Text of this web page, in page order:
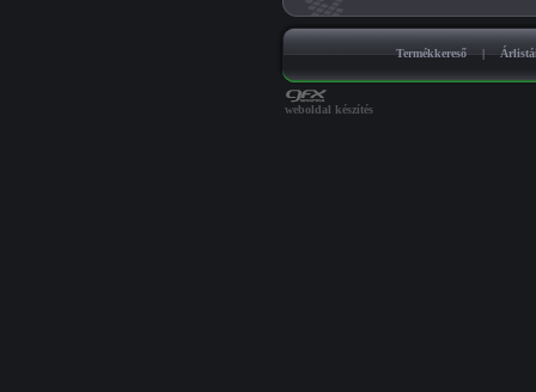
Termékkereső |
weboldal készítés